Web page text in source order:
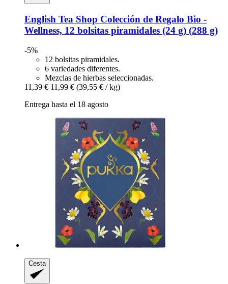
English Tea Shop Colección de Regalo Bio -​
Wellness, 12 bolsitas piramidales (24 g) (288 g)
-5%
12 bolsitas piramidales.
6 variedades diferentes.
Mezclas de hierbas seleccionadas.
11,39 € 11,99 € (39,55 € / kg)
Entrega hasta el 18 agosto
Cesta